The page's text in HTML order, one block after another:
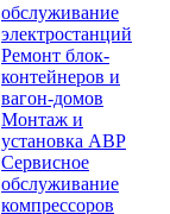
обслуживание
электростанций
Ремонт блок-
контейнеров и
вагон-домов
Монтаж и
установка АВР
Сервисное
обслуживание
компрессоров